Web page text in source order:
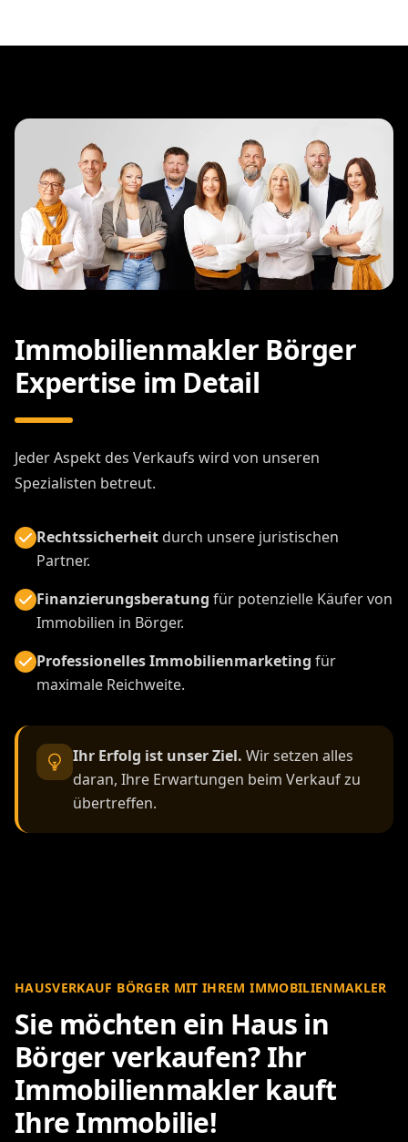
Immobilienmakler Börger
Expertise im Detail
Jeder Aspekt des Verkaufs wird von unseren
Spezialisten betreut.
Rechtssicherheitdurch unsere juristischen
Partner.
Finanzierungsberatung für potenzielle Käufer von
Immobilien in Börger.
Professionelles Immobilienmarketing für
maximale Reichweite.
Ihr Erfolg ist unser Ziel. Wir setzen alles
daran, Ihre Erwartungen beim Verkauf zu
übertreffen.
HAUSVERKAUF BÖRGER MIT IHREM IMMOBILIENMAKLER
Sie möchten ein Haus in
Börger verkaufen? Ihr
Immobilienmakler kauft
Ihre Immobilie!